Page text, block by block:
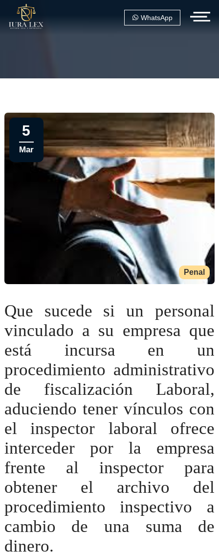
WhatsApp
Penal
5
Mar
Que sucede si un personal
vinculado a su empresa que
está incursa en un
procedimiento administrativo
de fiscalización Laboral,
aduciendo tener vínculos con
el inspector laboral ofrece
interceder por la empresa
frente al inspector para
obtener el archivo del
procedimiento inspectivo a
cambio de una suma de
dinero.